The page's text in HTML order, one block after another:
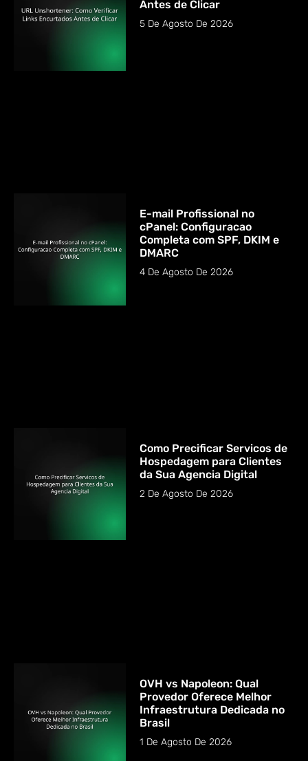
Antes de Clicar
5 De Agosto De 2026
E-mail Profissional no
cPanel: Configuracao
Completa com SPF, DKIM e
DMARC
4 De Agosto De 2026
Como Precificar Servicos de
Hospedagem para Clientes
da Sua Agencia Digital
2 De Agosto De 2026
OVH vs Napoleon: Qual
Provedor Oferece Melhor
Infraestrutura Dedicada no
Brasil
1 De Agosto De 2026